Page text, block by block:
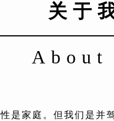
关于
About
是家庭。但我们是并